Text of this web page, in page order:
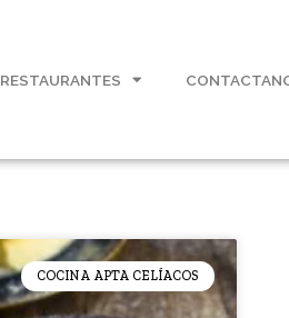
RESTAURANTES
COCINA APTA CELÍACOS